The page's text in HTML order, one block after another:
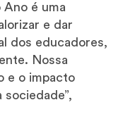
é uma
e dar
dos educadores,
Nossa
e o impacto